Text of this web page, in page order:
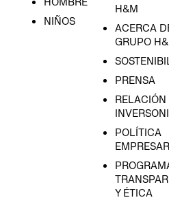
NIÑOS
H&M
ACERCA
GRUPO
PRENSA
RELACIÓN
POLÍTICA
Y ÉTICA